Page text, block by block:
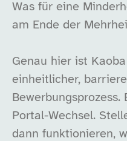
Was für eine
am Ende der
Genau hier ist
einheitlicher,
Bewerbungsprozess.
Portal-Wechsel.
dann funktionieren,